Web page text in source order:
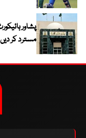
پشاور
مسترد کر دیں